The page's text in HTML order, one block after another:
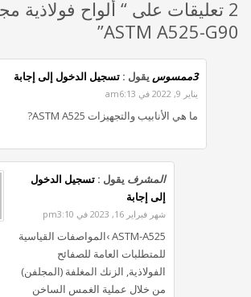
2 تعليقات على “ ألواح فولاذية
ASTM A525-G90”
3ممسوس يقول : تسجيل الدخول إلى إجابة
يناير 9, 2022 في am6:13
ما هي الأنابيب والتجهيزات ASTM A525?
المشرف يقول : تسجيل الدخول
إلى إجابة
شهر فبراير 16, 2023 في pm3:10
ASTM-A525 ›المواصفات القياسية
للمتطلبات العامة للصفائح
الفولاذية, الزنك المغلفة (المجلفن)
من خلال عملية الغمس الساخن